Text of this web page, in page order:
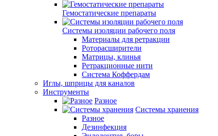
Гемостатические препараты
Системы изоляции рабочего поля
Материалы для ретракции
Роторасширители
Матрицы, клинья
Ретракционные нити
Система Коффердам
Иглы, шприцы для каналов
Инструменты
Разное
Системы хранения
Разное
Дезинфекция